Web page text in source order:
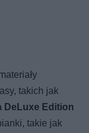
takich jak
DeLuxe Edition
takie jak